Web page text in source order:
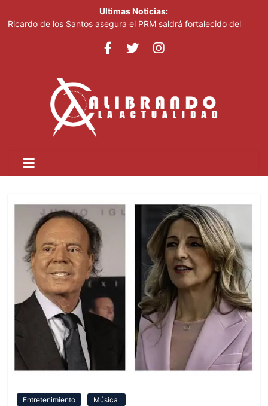
Ultimas Noticias:
Ricardo de los Santos asegura el PRM saldrá fortalecido del
70,000 personas serán beneficiadas con saneamiento de las
Centroamericanos
Thalia Terrero se reencuentra con el oro, ocho años después
Pronostican cielo soleado y temperaturas de hasta 35 °C este
Entretenimiento Música